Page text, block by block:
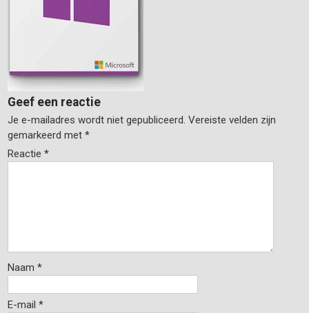
Geef een reactie
Je e-mailadres wordt niet gepubliceerd. Vereiste velden zijn
gemarkeerd met*
Reactie*
Naam*
E-mail*